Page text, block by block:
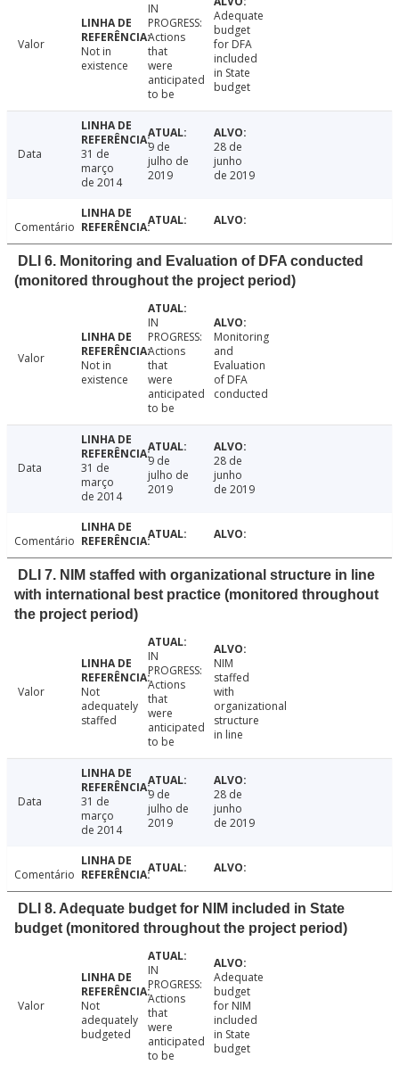
Valor
Not in
existence
IN
PROGRESS:
Actions
that
were
anticipated
to be
Adequate
budget
for DFA
included
in State
budget
Data
31 de
março
de 2014
9 de
julho de
2019
28 de
junho
de 2019
Comentário
DLI 6. Monitoring and Evaluation of DFA conducted
(monitored throughout the project period)
Valor
Not in
existence
IN
PROGRESS:
Actions
that
were
anticipated
to be
Monitoring
and
Evaluation
of DFA
conducted
Data
31 de
março
de 2014
9 de
julho de
2019
28 de
junho
de 2019
Comentário
DLI 7. NIM staffed with organizational structure in line
with international best practice (monitored throughout
the project period)
Valor
Not
adequately
staffed
IN
PROGRESS:
Actions
that
were
anticipated
to be
NIM
staffed
with
organizational
structure
in line
Data
31 de
março
de 2014
9 de
julho de
2019
28 de
junho
de 2019
Comentário
DLI 8. Adequate budget for NIM included in State
budget (monitored throughout the project period)
Valor
Not
adequately
budgeted
IN
PROGRESS:
Actions
that
were
anticipated
to be
Adequate
budget
for NIM
included
in State
budget